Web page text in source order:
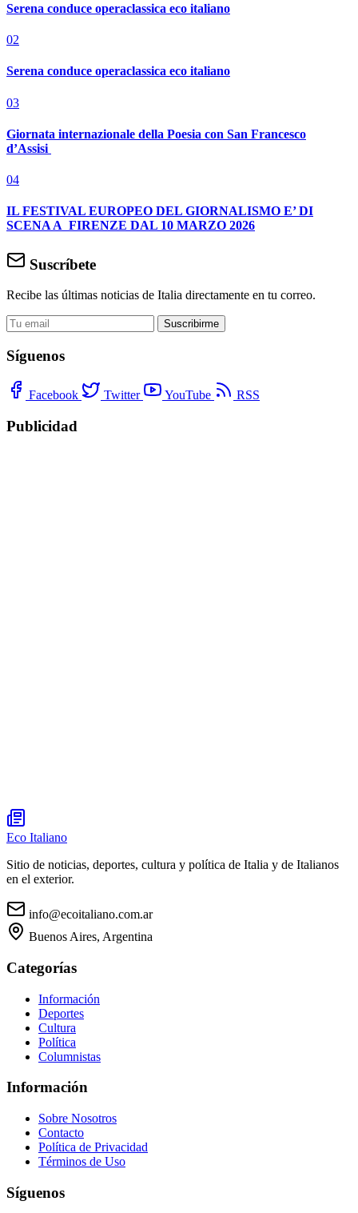
Serena conduce operaclassica eco italiano
02
Serena conduce operaclassica eco italiano
03
Giornata internazionale della Poesia con San Francesco
d’Assisi
04
IL FESTIVAL EUROPEO DEL GIORNALISMO E’ DI
SCENA A FIRENZE DAL 10 MARZO 2026
Suscríbete
Recibe las últimas noticias de Italia directamente en tu correo.
Suscribirme
Síguenos
Facebook Twitter YouTube RSS
Publicidad
Eco Italiano
Sitio de noticias, deportes, cultura y política de Italia y de Italianos
en el exterior.
info@ecoitaliano.com.ar
Buenos Aires, Argentina
Categorías
Información
Deportes
Cultura
Política
Columnistas
Información
Sobre Nosotros
Contacto
Política de Privacidad
Términos de Uso
Síguenos